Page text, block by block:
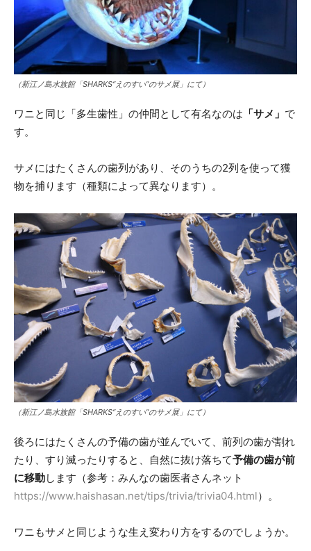
（新江ノ島水族館「SHARKS“えのすい”のサメ展」にて）
ワニと同じ「多生歯性」の仲間として有名なのは 「サメ」 で
す。
サメにはたくさんの歯列があり、そのうちの2列を使って獲
物を捕ります（種類によって異なります）。
（新江ノ島水族館「SHARKS“えのすい”のサメ展」にて）
後ろにはたくさんの予備の歯が並んでいて、前列の歯が割れ
たり、すり滅ったりすると、自然に抜け落ちて予備の歯が前
に移動します（参考：みんなの歯医者さんネット
https://www.haishasan.net/tips/trivia/trivia04.html）。
ワニもサメと同じような生え変わり方をするのでしょうか。